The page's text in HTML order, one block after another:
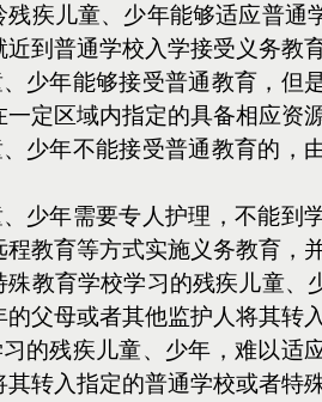
残疾儿童、少年能够适应普
到普通学校入学接受义务教育
少年能够接受普通教育，但
定区域内指定的具备相应资
少年不能接受普通教育的，
少年需要专人护理，不能到
教育等方式实施义务教育，
殊教育学校学习的残疾儿童
父母或者其他监护人将其转
的残疾儿童、少年，难以适
转入指定的普通学校或者特